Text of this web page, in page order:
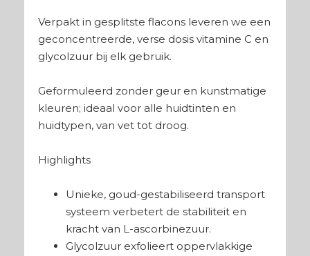
Verpakt in gesplitste flacons leveren we een
geconcentreerde, verse dosis vitamine C en
glycolzuur bij elk gebruik.
Geformuleerd zonder geur en kunstmatige
kleuren; ideaal voor alle huidtinten en
huidtypen, van vet tot droog.
Highlights
Unieke, goud-gestabiliseerd transport
systeem verbetert de stabiliteit en
kracht van L-ascorbinezuur.
Glycolzuur exfolieert oppervlakkige